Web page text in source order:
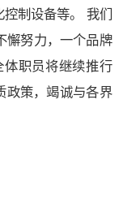
制设备等。 我们
懈努力，一个品牌
职员将继续推行
政策，竭诚与各界